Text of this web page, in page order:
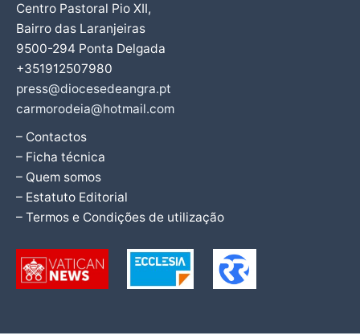
Centro Pastoral Pio XII,
Bairro das Laranjeiras
9500-294 Ponta Delgada
+351912507980
press@diocesedeangra.pt
carmorodeia@hotmail.com
– Contactos
– Ficha técnica
– Quem somos
– Estatuto Editorial
– Termos e Condições de utilização